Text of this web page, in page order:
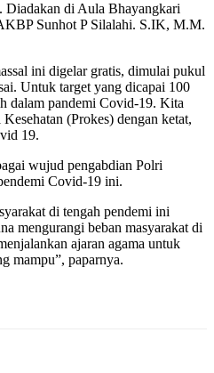
Diadakan di Aula Bhayangkari
Sunhot P Silalahi. S.IK, M.M.
ini digelar gratis, dimulai pukul
Untuk target yang dicapai 100
dalam pandemi Covid-19. Kita
(Prokes) dengan ketat,
19.
wujud pengabdian Polri
Covid-19 ini.
di tengah pendemi ini
mengurangi beban masyarakat di
ajaran agama untuk
mampu”, paparnya.